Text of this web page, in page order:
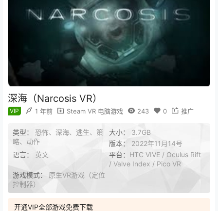
深海（Narcosis VR）
VIP 1 年前 Steam VR 电脑游戏 243 0 推广
类型： 恐怖、深海、逃生、策
略、动作
大小： 3.7GB
版本： 2022年11月14号
语言： 英文 平台： HTC VIVE / Oculus Rift
/ Valve Index / Pico VR
游戏模式： 原生VR游戏（定位
控制器）
开通VIP全部游戏免费下载